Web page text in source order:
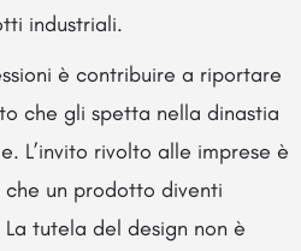
industriali.
è contribuire a riportare
che gli spetta nella dinastia
L’invito rivolto alle imprese è
un prodotto diventi
tutela del design non è